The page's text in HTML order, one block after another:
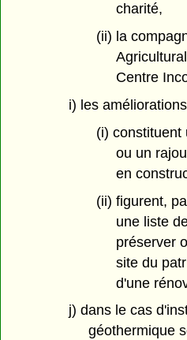
charité,
(ii) la
Centre
i) les
(i) constituent
ou un
en
(ii) figurent,
une liste
préserver
site du
d'une
j) dans le cas
géothermique